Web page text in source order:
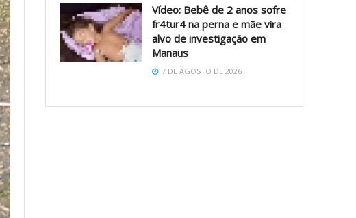
Vídeo: Bebê de 2 anos sofre
fr4tur4 na perna e mãe vira
alvo de investigação em
Manaus
7 DE AGOSTO DE 2026